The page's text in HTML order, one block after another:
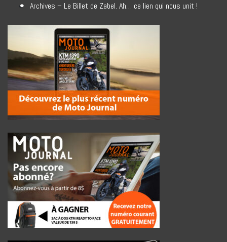
Archives – Le Billet de Zabel. Ah… ce lien qui nous unit !